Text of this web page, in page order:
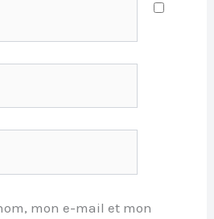
mon e-mail et mon